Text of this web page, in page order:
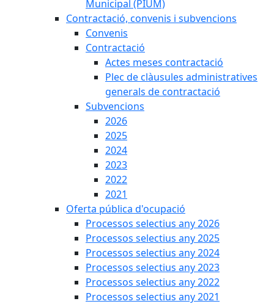
Municipal (PIUM)
Contractació, convenis i subvencions
Convenis
Contractació
Actes meses contractació
Plec de clàusules administratives
generals de contractació
Subvencions
2026
2025
2024
2023
2022
2021
Oferta pública d'ocupació
Processos selectius any 2026
Processos selectius any 2025
Processos selectius any 2024
Processos selectius any 2023
Processos selectius any 2022
Processos selectius any 2021